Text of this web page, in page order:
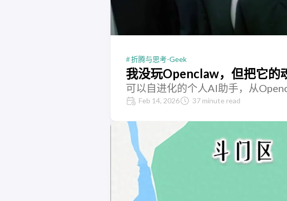
折腾与思考-Geek
我没玩Openclaw，但把它的
可以自进化的个人AI助手，从
Feb 14, 2026 37 minute read